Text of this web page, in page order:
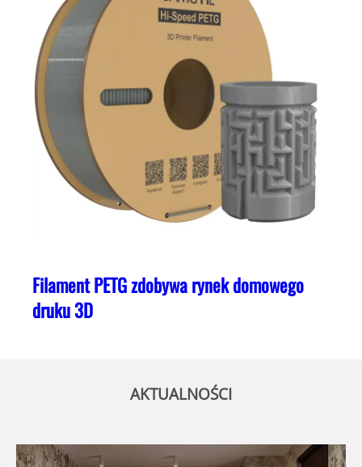
Filament PETG zdobywa rynek domowego
druku 3D
AKTUALNOŚCI